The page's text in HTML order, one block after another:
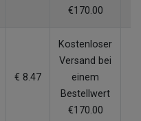
€170.00
€ 8.47
Kostenloser
Versand bei
einem
Bestellwert
€170.00